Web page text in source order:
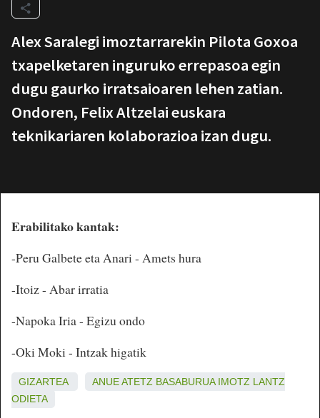
Alex Saralegi imoztarrarekin Pilota Goxoa
txapelketaren inguruko errepasoa egin
dugu gaurko irratsaioaren lehen zatian.
Ondoren, Felix Altzelai euskara
teknikariaren kolaborazioa izan dugu.
Erabilitako kantak:
-Peru Galbete eta Anari - Amets hura
-Itoiz - Abar irratia
-Napoka Iria - Egizu ondo
-Oki Moki - Intzak higatik
GIZARTEA ANUEATETZ BASABURUA IMOTZ LANTZ
ODIETA